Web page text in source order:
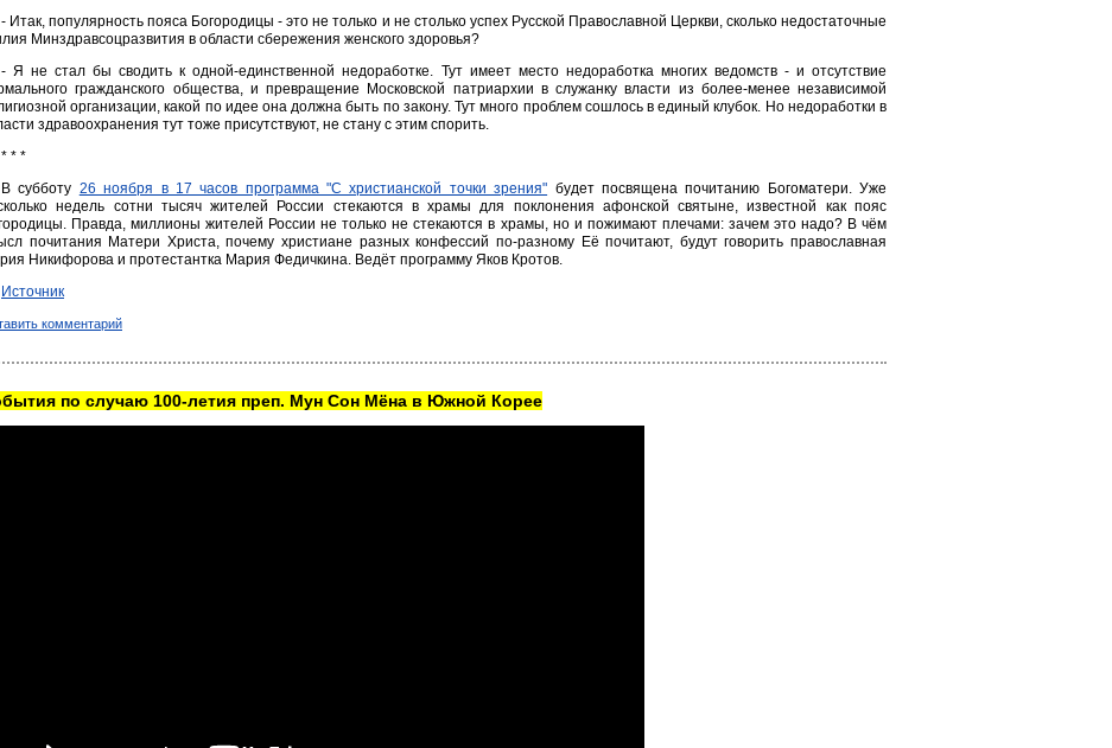
- Итак, популярность пояса Богородицы - это не только и не столько успех Русской Православной Церкви, сколько недостаточные
Минздравсоцразвития в области сбережения женского здоровья?
- Я не стал бы сводить к одной-единственной недоработке. Тут имеет место недоработка многих ведомств - и отсутствие
гражданского общества, и превращение Московской патриархии в служанку власти из более-менее независимой
организации, какой по идее она должна быть по закону. Тут много проблем сошлось в единый клубок. Но недоработки в
здравоохранения тут тоже присутствуют, не стану с этим спорить.
* * *
В субботу 26 ноября в 17 часов программа "С христианской точки зрения" будет посвящена почитанию Богоматери. Уже
недель сотни тысяч жителей России стекаются в храмы для поклонения афонской святыне, известной как пояс
Правда, миллионы жителей России не только не стекаются в храмы, но и пожимают плечами: зачем это надо? В чём
почитания Матери Христа, почему христиане разных конфессий по-разному Её почитают, будут говорить православная
Никифорова и протестантка Мария Федичкина. Ведёт программу Яков Кротов.
Источник
комментарий
по случаю 100-летия преп. Мун Сон Мёна в Южной Корее